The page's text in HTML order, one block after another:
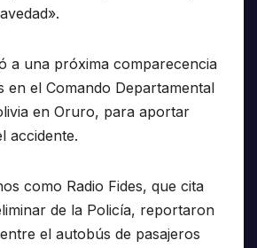
a una próxima comparecencia
en el Comando Departamental
en Oruro, para aportar
accidente.
como Radio Fides, que cita
de la Policía, reportaron
el autobús de pasajeros